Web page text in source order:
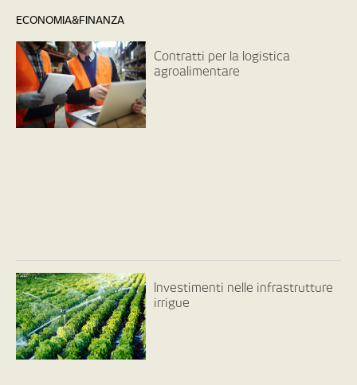
ECONOMIA&FINANZA
Contratti per la logistica
agroalimentare
Investimenti nelle infrastrutture
irrigue